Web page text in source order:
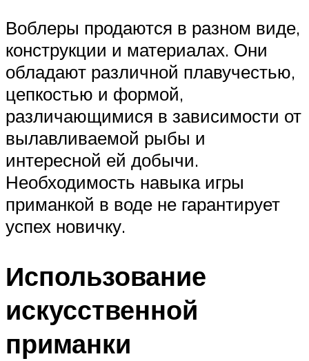
Воблеры продаются в разном виде,
конструкции и материалах. Они
обладают различной плавучестью,
цепкостью и формой,
различающимися в зависимости от
вылавливаемой рыбы и
интересной ей добычи.
Необходимость навыка игры
приманкой в воде не гарантирует
успех новичку.
Использование
искусственной
приманки